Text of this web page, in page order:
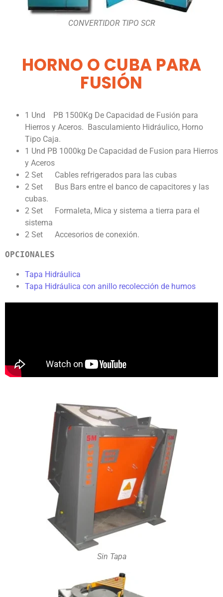
CONVERTIDOR TIPO SCR
HORNO O CUBA PARA
FUSIÓN
1 Und PB 1500Kg De Capacidad de Fusión para
Hierros y Aceros. Basculamiento Hidráulico, Horno
Tipo Caja.
1 Und PB 1000kg De Capacidad de Fusion para Hierros
y Aceros
2 Set Cables refrigerados para las cubas
2 Set Bus Bars entre el banco de capacitores y las
cubas.
2 Set Formaleta, Mica y sistema a tierra para el
sistema
2 Set Accesorios de conexión.
OPCIONALES
Tapa Hidráulica
Tapa Hidráulica con anillo recolección de humos
Sin Tapa